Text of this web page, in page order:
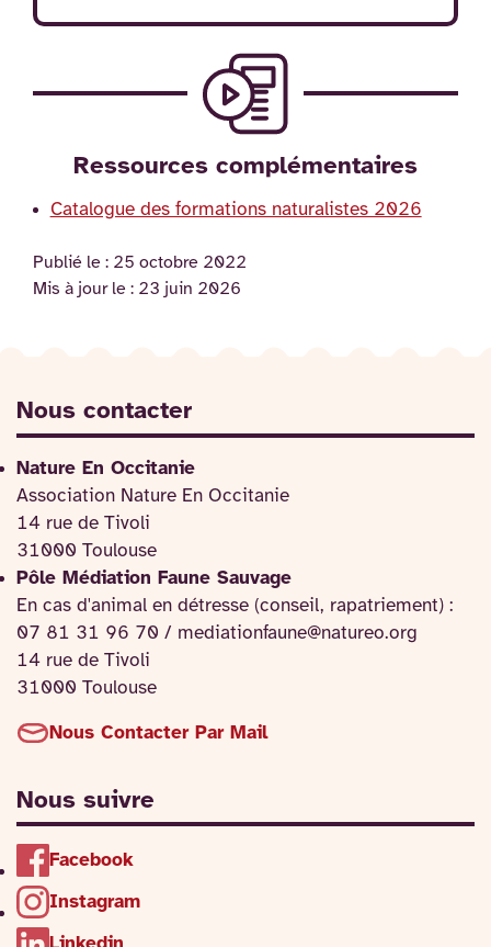
Ressources complémentaires
Catalogue des formations naturalistes 2026
Publié le : 25 octobre 2022
Mis à jour le : 23 juin 2026
Nous contacter
Nature En Occitanie
Association Nature En Occitanie
14 rue de Tivoli
31000 Toulouse
Pôle Médiation Faune Sauvage
En cas d'animal en détresse (conseil, rapatriement) :
07 81 31 96 70 / mediationfaune@natureo.org
14 rue de Tivoli
31000 Toulouse
Nous Contacter Par Mail
Nous suivre
Facebook
Instagram